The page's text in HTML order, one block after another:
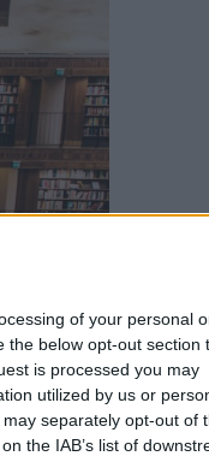
of your personal
the below opt-out section
is processed you may
utilized by us or
separately opt-out of
the IAB’s list of